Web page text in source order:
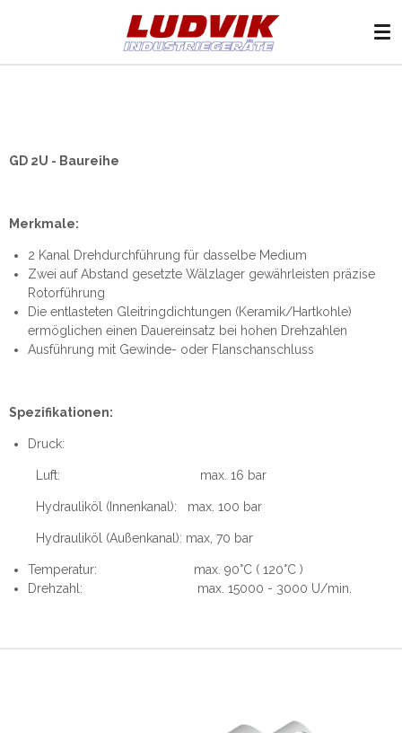
GD 2U - Baureihe
Merkmale:
2 Kanal Drehdurchführung für dasselbe Medium
Zwei auf Abstand gesetzte Wälzlager gewährleisten präzise
Rotorführung
Die entlasteten Gleitringdichtungen (Keramik/Hartkohle)
ermöglichen einen Dauereinsatz bei hohen Drehzahlen
Ausführung mit Gewinde- oder Flanschanschluss
Spezifikationen:
Druck:
Luft: max. 16 bar
Hydrauliköl (Innenkanal): max. 100 bar
Hydrauliköl (Außenkanal): max, 70 bar
Temperatur: max. 90°C ( 120°C )
Drehzahl: max. 15000 - 3000 U/min.